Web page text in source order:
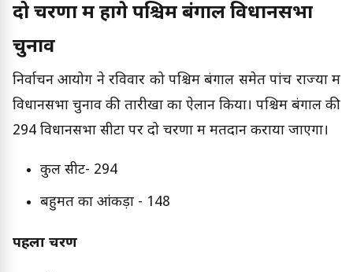
दो चरणों में होंगे पश्चिम बंगाल विधानसभा
चुनाव
निर्वाचन आयोग ने रविवार को पश्चिम बंगाल समेत पांच राज्यों में
विधानसभा चुनाव की तारीखों का ऐलान किया। पश्चिम बंगाल की
294 विधानसभा सीटों पर दो चरणों में मतदान कराया जाएगा।
कुल सीटें- 294
बहुमत का आंकड़ा - 148
पहला चरण